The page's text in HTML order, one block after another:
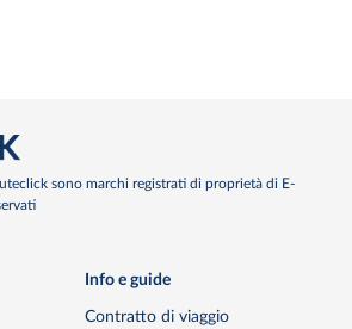
sono marchi registrati di proprietà di E-
Info e guide
Contratto di viaggio